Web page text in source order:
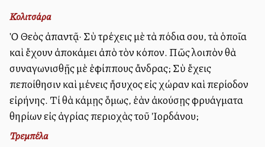
Κολιτσάρα
Ὁ Θεὸς ἀπαντᾷ· Σὺ τρέχεις μὲ τὰ πόδια σου, τὰ ὁποῖα
καὶ ἔχουν ἀποκάμει ἀπὸ τὸν κόπον. Πῶς λοιπὸν θὰ
συναγωνισθῇς μὲ ἐφίππους ἄνδρας; Σὺ ἔχεις
πεποίθησιν καὶ μένεις ἥσυχος εἰς χώραν καὶ περίοδον
εἰρήνης. Τί θὰ κάμῃς ὅμως, ἐὰν ἀκούσῃς φρυάγματα
θηρίων εἰς ἀγρίας περιοχὰς τοῦ Ἰορδάνου;
Τρεμπέλα